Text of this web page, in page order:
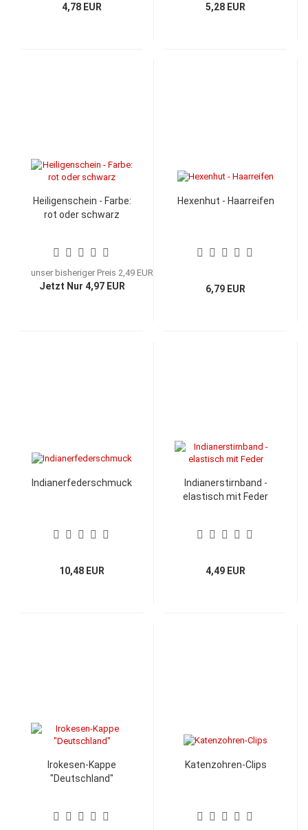
4,78 EUR 5,28 EUR
Heiligenschein - Farbe:
rot oder schwarz
unser bisheriger Preis 2,49 EUR
Jetzt Nur 4,97 EUR
Hexenhut - Haarreifen
6,79 EUR
Indianerfederschmuck
10,48 EUR
Indianerstirnband -
elastisch mit Feder
4,49 EUR
Irokesen-Kappe
"Deutschland"
Katenzohren-Clips